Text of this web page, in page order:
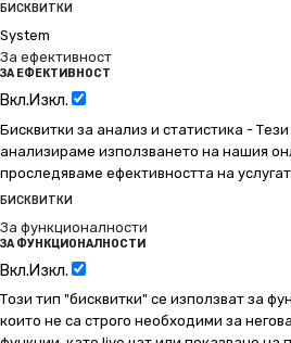
БИСКВИТКИ
System
За ефективност
ЗА ЕФЕКТИВНОСТ
Вкл.Изкл.
Бисквитки за анализ и статистика -
анализираме използването на нашия
проследяваме ефективността на
БИСКВИТКИ
За функционалности
ЗА ФУНКЦИОНАЛНОСТИ
Вкл.Изкл.
Този тип "бисквитки" се използват за
които не са строго необходими за